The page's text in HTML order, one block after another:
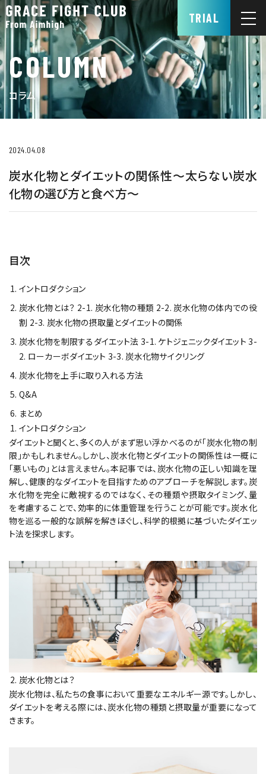
TRIAL
COLUMN
コラム
2024.04.08
炭水化物とダイエットの関係性～太らない炭水
化物の選び方と食べ方～
目次
イントロダクション
炭水化物とは？ 2-1. 炭水化物の種類 2-2. 炭水化物の体内での役
割 2-3. 炭水化物の摂取量とダイエットの関係
炭水化物を制限するダイエット法 3-1. ケトジェニックダイエット 3-
2. ローカーボダイエット 3-3. 炭水化物サイクリング
炭水化物を上手に取り入れる方法
Q&A
まとめ
イントロダクション
ダイエットと聞くと、多くの人がまず思い浮かべるのが「炭水化物の制
限」かもしれません。しかし、炭水化物とダイエットの関係性は一概に
「悪いもの」とは言えません。本記事では、炭水化物の正しい知識を理
解し、健康的なダイエットを目指すためのアプローチを解説します。炭
水化物を完全に敵視するのではなく、その種類や摂取タイミング、量
を考慮することで、効率的に体重管理を行うことが可能です。炭水化
物を巡る一般的な誤解を解きほぐし、科学的根拠に基づいたダイエッ
ト法を探求します。
炭水化物とは？
炭水化物は、私たちの食事において重要なエネルギー源です。しかし、
ダイエットを考える際には、炭水化物の種類と摂取量が重要になって
きます。